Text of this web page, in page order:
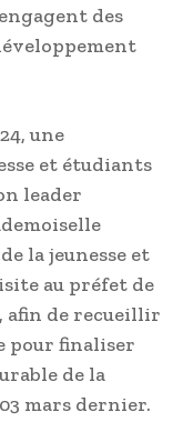
des
une
et étudiants
leader
la jeunesse et
au préfet de
afin de recueillir
pour finaliser
de la
mars dernier.